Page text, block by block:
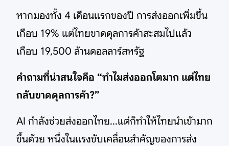
หากมองทั้ง 4 เดือนแรกของปี การส่งออกเพิ่มขึ้น
เกือบ 19% แต่ไทยขาดดุลการค้าสะสมไปแล้ว
เกือบ 19,500 ล้านดอลลาร์สหรัฐ
คำถามที่น่าสนใจคือ “ทำไมส่งออกโตมาก แต่ไทย
กลับขาดดุลการค้า?”
AI กำลังช่วยส่งออกไทย...แต่ก็ทำให้ไทยนำเข้ามาก
ขึ้นด้วย หนึ่งในแรงขับเคลื่อนสำคัญของการส่ง